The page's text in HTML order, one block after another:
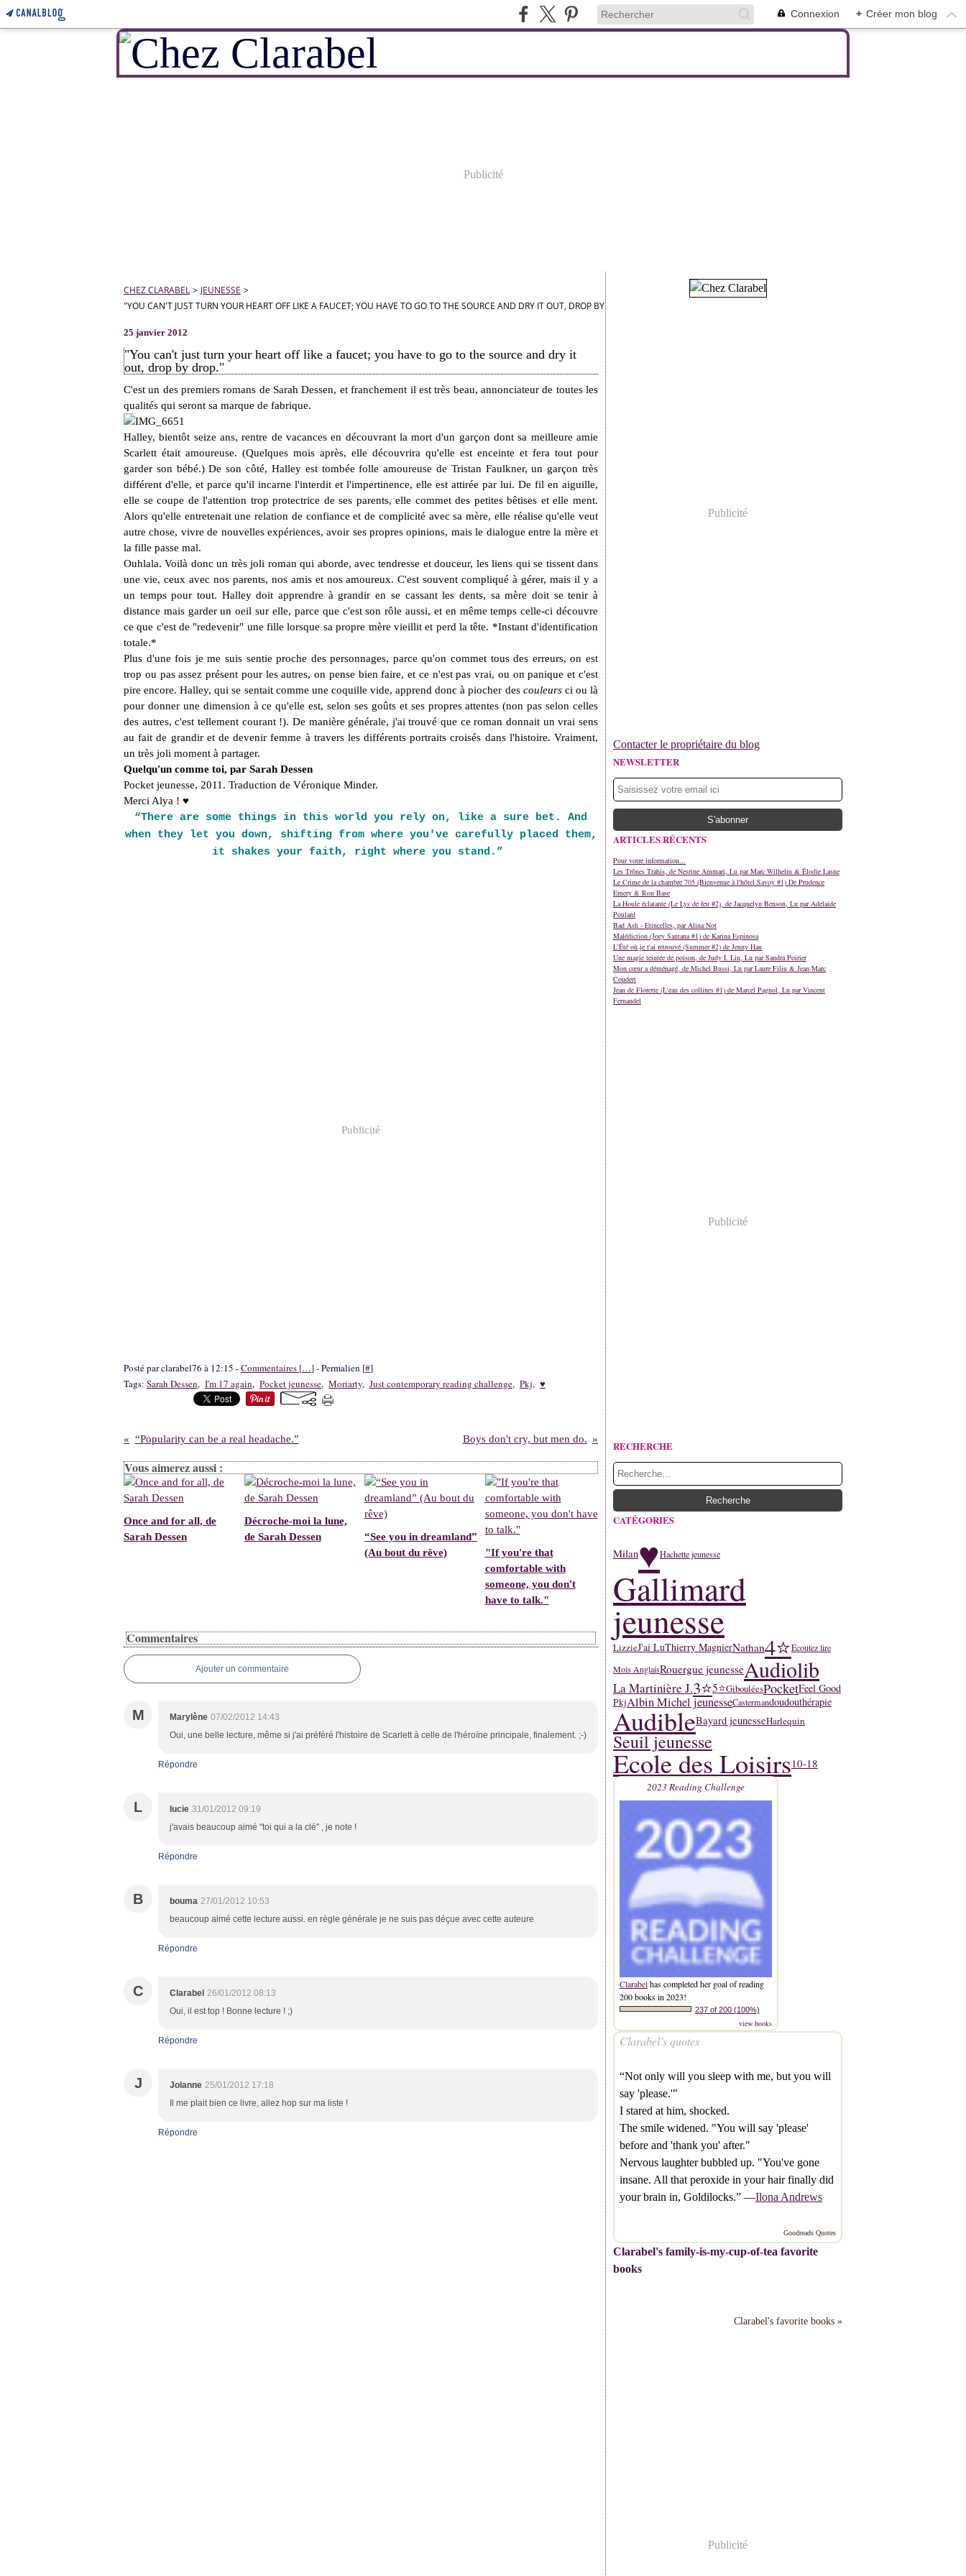
Connexion + Créer mon blog
Publicité
CHEZ CLARABEL > JEUNESSE >
"YOU CAN'T JUST TURN YOUR HEART OFF LIKE A FAUCET; YOU HAVE TO GO TO THE SOURCE AND DRY IT OUT, DROP BY DROP."
25 janvier 2012
"You can't just turn your heart off like a faucet; you have to go to the source and dry it
out, drop by drop."
C'est un des premiers romans de Sarah Dessen, et franchement il est très beau, annonciateur de toutes les
qualités qui seront sa marque de fabrique.
Halley, bientôt seize ans, rentre de vacances en découvrant la mort d'un garçon dont sa meilleure amie
Scarlett était amoureuse. (Quelques mois après, elle découvrira qu'elle est enceinte et fera tout pour
garder son bébé.) De son côté, Halley est tombée folle amoureuse de Tristan Faulkner, un garçon très
différent d'elle, et parce qu'il incarne l'interdit et l'impertinence, elle est attirée par lui. De fil en aiguille,
elle se coupe de l'attention trop protectrice de ses parents, elle commet des petites bêtises et elle ment.
Alors qu'elle entretenait une relation de confiance et de complicité avec sa mère, elle réalise qu'elle veut
autre chose, vivre de nouvelles expériences, avoir ses propres opinions, mais le dialogue entre la mère et
la fille passe mal.
Ouhlala. Voilà donc un très joli roman qui aborde, avec tendresse et douceur, les liens qui se tissent dans
une vie, ceux avec nos parents, nos amis et nos amoureux. C'est souvent compliqué à gérer, mais il y a
un temps pour tout. Halley doit apprendre à grandir en se cassant les dents, sa mère doit se tenir à
distance mais garder un oeil sur elle, parce que c'est son rôle aussi, et en même temps celle-ci découvre
ce que c'est de "redevenir" une fille lorsque sa propre mère vieillit et perd la tête. *Instant d'identification
totale.*
Plus d'une fois je me suis sentie proche des personnages, parce qu'on commet tous des erreurs, on est
trop ou pas assez présent pour les autres, on pense bien faire, et ce n'est pas vrai, ou on panique et c'est
pire encore. Halley, qui se sentait comme une coquille vide, apprend donc à piocher des couleursci ou là
pour donner une dimension à ce qu'elle est, selon ses goûts et ses propres attentes (non pas selon celles
des autres, c'est tellement courant !). De manière générale, j'ai trouvé que ce roman donnait un vrai sens
au fait de grandir et de devenir femme à travers les différents portraits croisés dans l'histoire. Vraiment,
un très joli moment à partager.
Quelqu'un comme toi, par Sarah Dessen
Pocket jeunesse, 2011. Traduction de Véronique Minder.
Merci Alya ! ♥
“There are some things in this world you rely on, like a sure bet. And
when they let you down, shifting from where you've carefully placed them,
it shakes your faith, right where you stand.”
Publicité
Posté par clarabel76 à 12:15 -Commentaires […]- Permalien [#]
Tags: Sarah Dessen, I'm 17 again, Pocket jeunesse, Moriarty, Just contemporary reading challenge, Pkj, ♥
“Popularity can be a real headache.” Boys don't cry, but men do.
Vous aimerez aussi :
Once and for all, de
Sarah Dessen
Décroche-moi la lune,
de Sarah Dessen
“See you in dreamland”
(Au bout du rêve)
"If you're that
comfortable with
someone, you don't
have to talk."
Commentaires
Ajouter un commentaire
M Marylène 07/02/2012 14:43
Oui, une belle lecture, même si j'ai préféré l'histoire de Scarlett à celle de l'héroïne principale, finalement. ;-)
Répondre
L lucie 31/01/2012 09:19
j'avais beaucoup aimé "toi qui a la clé" , je note !
Répondre
B bouma 27/01/2012 10:53
beaucoup aimé cette lecture aussi. en règle générale je ne suis pas déçue avec cette auteure
Répondre
C Clarabel 26/01/2012 08:13
Oui, il est top ! Bonne lecture ! ;)
Répondre
J Jolanne 25/01/2012 17:18
Il me plait bien ce livre, allez hop sur ma liste !
Répondre
Publicité
Contacter le propriétaire du blog
NEWSLETTER
ARTICLES RÉCENTS
Pour votre information...
Les Trônes Trahis, de Nesrine Ammari, Lu par Marc Wilhelm & Élodie Lasne
Le Crime de la chambre 705 (Bienvenue à l'hôtel Savoy #1) De Prudence
Emery & Ron Base
La Houle éclatante (Le Lys de feu #2), de Jacquelyn Benson, Lu par Adelaide
Poulard
Bad Ash - Etincelles, par Alina Not
Malédiction (Joey Santana #1) de Karina Espinosa
L'Été où je t'ai retrouvé (Summer #2) de Jenny Han
Une magie teintée de poison, de Judy I. Lin, Lu par Sandra Poirier
Mon cœur a déménagé, de Michel Bussi, Lu par Laure Filiu & Jean-Marc
Coudert
Jean de Florette (L'eau des collines #1) de Marcel Pagnol, Lu par Vincent
Fernandel
Publicité
RECHERCHE
CATÉGORIES
Milan♥Hachette jeunesse
Gallimard
jeunesse
LizzieJ'ai LuThierry MagnierNathan4⭐Ecoutez lire
Mois AnglaisRouergue jeunesseAudiolib
La Martinière J.3⭐5⭐GibouléesPocketFeel Good
PkjAlbin Michel jeunesseCastermandoudouthérapie
AudibleBayard jeunesseHarlequin
Seuil jeunesse
Ecole des Loisirs10-18
2023 Reading Challenge
Clarabelhas completed her goal of reading
200 books in 2023!
237 of 200 (100%)
view books
Clarabel’s quotes
“Not only will you sleep with me, but you will
say 'please.'"
I stared at him, shocked.
The smile widened. "You will say 'please'
before and 'thank you' after."
Nervous laughter bubbled up. "You've gone
insane. All that peroxide in your hair finally did
your brain in, Goldilocks.” —Ilona Andrews
Goodreads Quotes
Clarabel's family-is-my-cup-of-tea favorite
books
Clarabel's favorite books »
Publicité